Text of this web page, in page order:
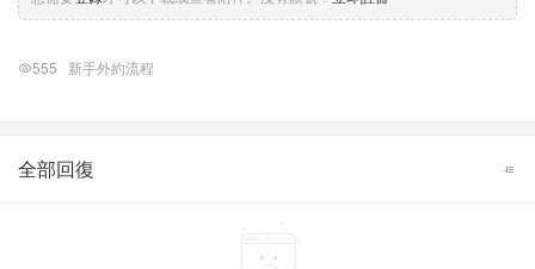
555 新手外約流程
全部回復